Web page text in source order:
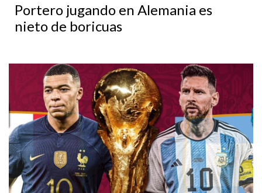
Portero jugando en Alemania es
nieto de boricuas